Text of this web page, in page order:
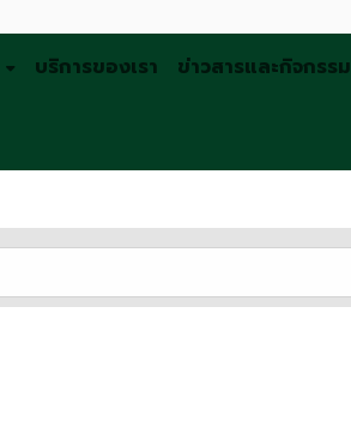
บริการของเรา ข่าวสารและกิจกรรม